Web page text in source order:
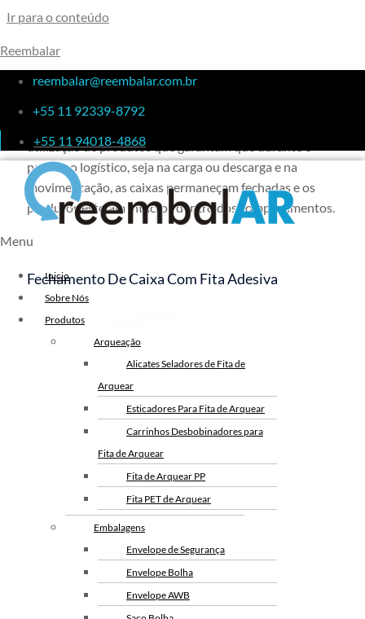
Ir para o conteúdo
Reembalar
reembalar@reembalar.com.br
+55 11 92339-8792
+55 11 94018-4868
Menu
Inicio
Sobre Nós
Produtos
Arqueação
Alicates Seladores de Fita de
Arquear
Esticadores Para Fita de Arquear
Carrinhos Desbobinadores para
Fita de Arquear
Fita de Arquear PP
Fita PET de Arquear
Arquear
Embalagens
Envelope de Segurança
Envelope Bolha
Envelope AWB
Fechamento De Caixa
utilização de produtos que garantam que durante o
processo logístico, seja na carga ou descarga e na
movimentação, as caixas permaneçam fechadas e os
produtos estejam intactos dentro dos compartimentos.
Fechamento De Caixa Com Fita Adesiva
Fita Adesiva